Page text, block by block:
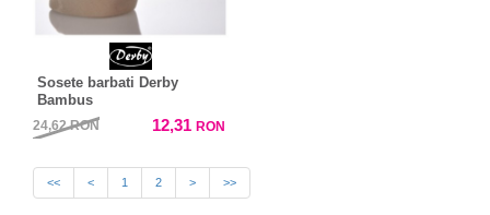
Sosete barbati Derby
Bambus
24,62RON 12,31 RON
<< < 1 2 > >>